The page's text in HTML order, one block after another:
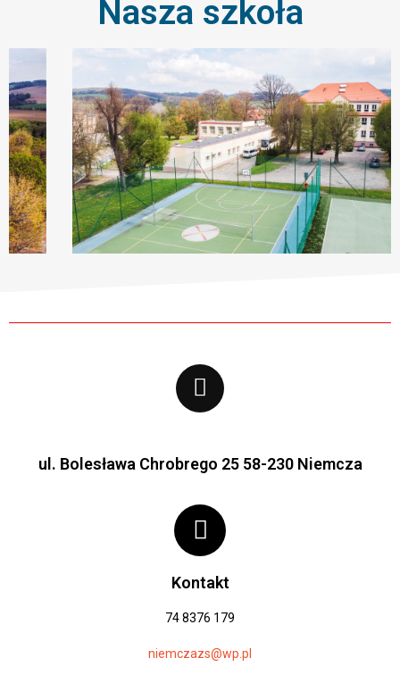
Nasza szkoła
ul. Bolesława Chrobrego 25 58-230 Niemcza
Kontakt
74 8376 179
niemczazs@wp.pl